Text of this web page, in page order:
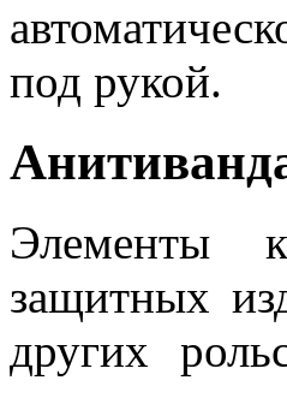
под рукой.
Элементы
защитных
других